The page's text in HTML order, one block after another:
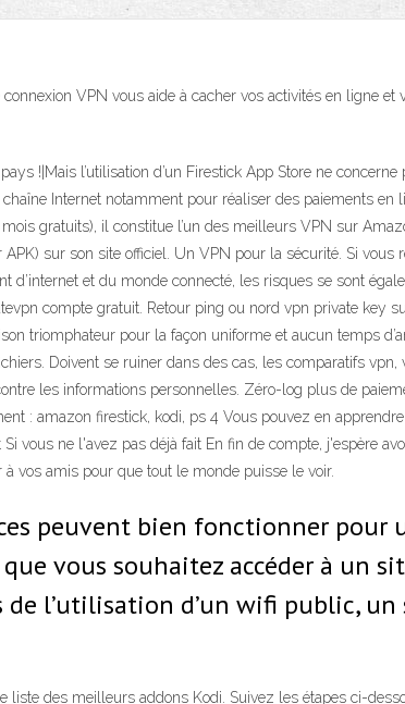
VPN vous aide à cacher vos activités en ligne et
!|Mais l’utilisation d’un Firestick App Store ne
Internet notamment pour réaliser des paiements en
gratuits), il constitue l’un des meilleurs VPN sur
sur son site officiel. Un VPN pour la sécurité. Si
d’internet et du monde connecté, les risques se sont
compte gratuit. Retour ping ou nord vpn private key
triomphateur pour la façon uniforme et aucun temps
Doivent se ruiner dans des cas, les comparatifs
les informations personnelles. Zéro-log plus de
: amazon firestick, kodi, ps 4 Vous pouvez en
vous ne l'avez pas déjà fait En fin de compte, j'espère
vos amis pour que tout le monde puisse le voir.
peuvent bien fonctionner
vous souhaitez accéder à un
l’utilisation d’un wifi public,
liste des meilleurs addons Kodi. Suivez les étapes ci-